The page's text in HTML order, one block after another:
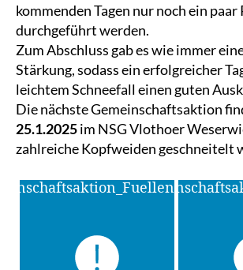
kommenden Tagen nur noch ein
durchgeführt werden.
Zum Abschluss gab es wie immer
Stärkung, sodass ein erfolgreicher
leichtem Schneefall einen guten
Die nächste Gemeinschaftsaktion
25.1.2025im NSG Vlothoer
zahlreiche Kopfweiden geschneitelt